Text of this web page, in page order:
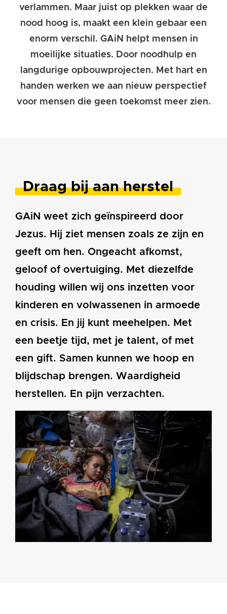
verlammen. Maar juist op plekken waar de
nood hoog is, maakt een klein gebaar een
enorm verschil. GAiN helpt mensen in
moeilijke situaties. Door noodhulp en
langdurige opbouwprojecten. Met hart en
handen werken we aan nieuw perspectief
voor mensen die geen toekomst meer zien.
Draag bij aan herstel
GAiN weet zich geïnspireerd door
Jezus. Hij ziet mensen zoals ze zijn en
geeft om hen. Ongeacht afkomst,
geloof of overtuiging. Met diezelfde
houding willen wij ons inzetten voor
kinderen en volwassenen in armoede
en crisis. En jij kunt meehelpen. Met
een beetje tijd, met je talent, of met
een gift. Samen kunnen we hoop en
blijdschap brengen. Waardigheid
herstellen. En pijn verzachten.